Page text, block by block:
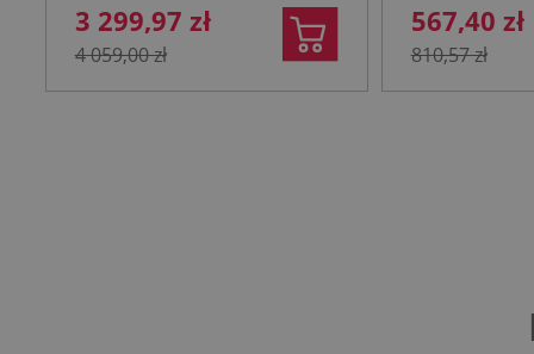
3 299,97 zł
4 059,00 zł
567,40 zł
810,57 zł